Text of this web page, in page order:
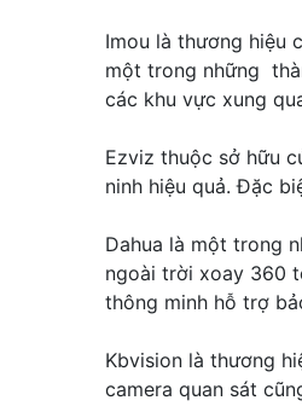
Imou là thương hiệu
một trong những
các khu vực xung
Ezviz thuộc sở hữu
ninh hiệu quả. Đặc
Dahua là một trong
ngoài trời xoay 360
thông minh hỗ trợ
Kbvision là thương
camera quan sát